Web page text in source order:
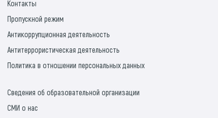
Контакты
Пропускной режим
Антикоррупционная деятельность
Антитеррористическая деятельность
Политика в отношении персональных данных
Сведения об образовательной организации
СМИ о нас